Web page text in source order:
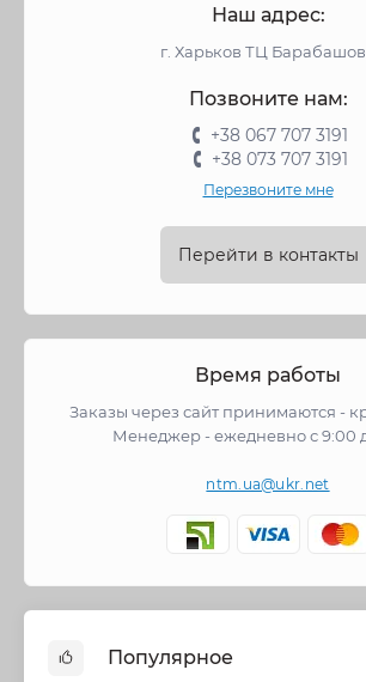
Наш адрес:
г. Харьков ТЦ
Позвоните нам:
+38 067 707 3191
+38 073 707 3191
Перезвоните мне
Перейти в контакты
Время работы
Заказы через сайт принимаются -
Менеджер - ежедневно с 9:00
ntm.ua@ukr.net
Популярное